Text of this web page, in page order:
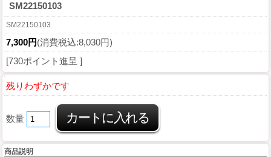
SM22150103
SM22150103
7,300円(消費税込:8,030円)
[730ポイント進呈 ]
残りわずかです
数量
商品説明